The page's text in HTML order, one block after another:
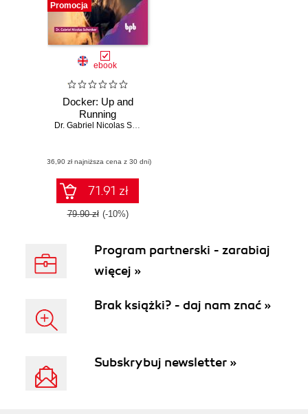
Promocja
ebook
Docker: Up and
Running
Dr. Gabriel Nicolas Schenker
(36,90 zł najniższa cena z 30 dni)
71.91 zł
79.90 zł (-10%)
Program partnerski - zarabiaj
więcej »
Brak książki? - daj nam znać »
Subskrybuj newsletter »